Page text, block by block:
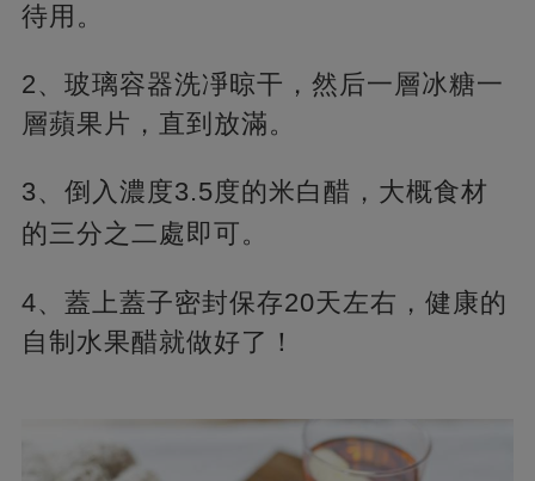
待用。
2、玻璃容器洗凈晾干，然后一層冰糖一
層蘋果片，直到放滿。
3、倒入濃度3.5度的米白醋，大概食材
的三分之二處即可。
4、蓋上蓋子密封保存20天左右，健康的
自制水果醋就做好了！